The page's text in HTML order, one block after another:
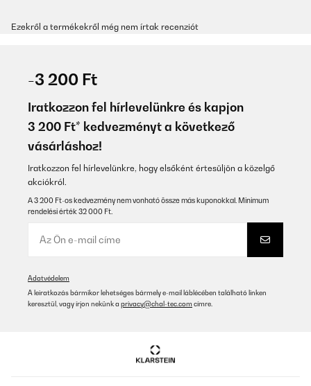
Ezekről a termékekről még nem írtak recenziót
-3 200 Ft
Iratkozzon fel hírlevelünkre és kapjon
3 200 Ft* kedvezményt a következő
vásárláshoz!
Iratkozzon fel hírlevelünkre, hogy elsőként értesüljön a közelgő
akciókról.
A 3 200 Ft-os kedvezmény nem vonható össze más kuponokkal. Minimum
rendelési érték 32 000 Ft.
Adatvédelem
A leiratkozás bármikor lehetséges bármely e-mail láblécében található linken
keresztül, vagy írjon nekünk a privacy@chal-tec.com címre.